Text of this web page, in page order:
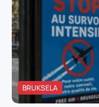
BRUKSELA